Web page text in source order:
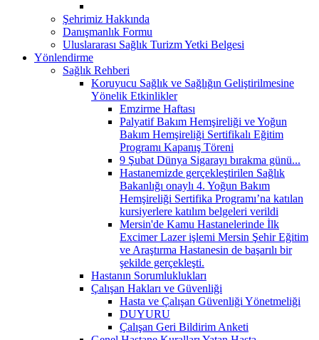
Şehrimiz Hakkında
Danışmanlık Formu
Uluslararası Sağlık Turizm Yetki Belgesi
Yönlendirme
Sağlık Rehberi
Koruyucu Sağlık ve Sağlığın Geliştirilmesine
Yönelik Etkinlikler
Emzirme Haftası
Palyatif Bakım Hemşireliği ve Yoğun
Bakım Hemşireliği Sertifikalı Eğitim
Programı Kapanış Töreni
9 Şubat Dünya Sigarayı bırakma günü...
Hastanemizde gerçekleştirilen Sağlık
Bakanlığı onaylı 4. Yoğun Bakım
Hemşireliği Sertifika Programı’na katılan
kursiyerlere katılım belgeleri verildi
Mersin'de Kamu Hastanelerinde İlk
Excimer Lazer işlemi Mersin Şehir Eğitim
ve Araştırma Hastanesin de başarılı bir
şekilde gerçekleşti.
Hastanın Sorumluklukları
Çalışan Hakları ve Güvenliği
Hasta ve Çalışan Güvenliği Yönetmeliği
DUYURU
Çalışan Geri Bildirim Anketi